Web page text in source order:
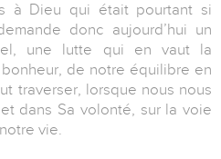
à Dieu qui était pourtant si
donc aujourd’hui un
une lutte qui en vaut la
de notre équilibre en
traverser, lorsque nous nous
dans Sa volonté, sur la voie
vie.